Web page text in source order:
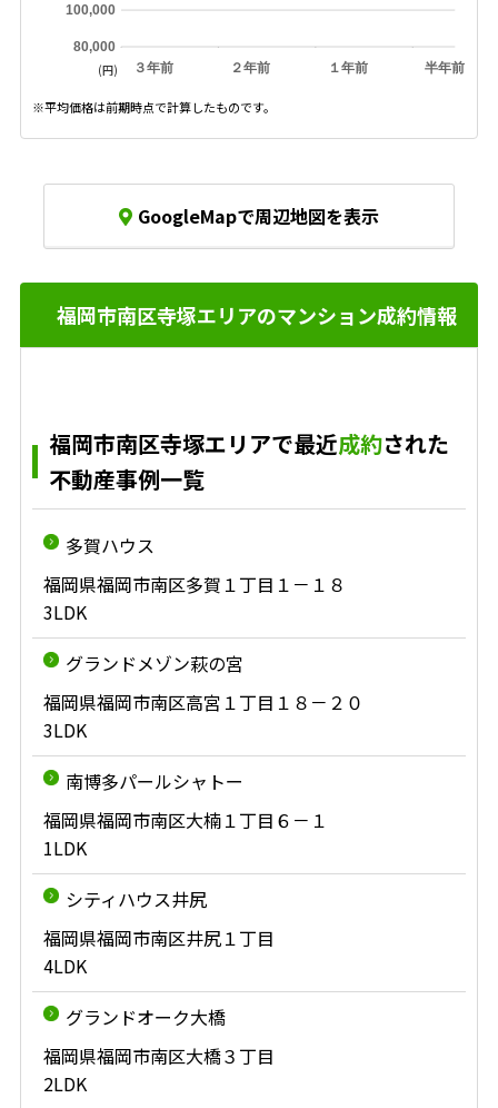
３年前 ２年前 １年前 半年前
80,000
100,000
(円)
※平均価格は前期時点で計算したものです。
GoogleMapで周辺地図を表示
福岡市南区寺塚エリアのマンション成約情報
福岡市南区寺塚エリアで最近成約された
不動産事例一覧
多賀ハウス
福岡県福岡市南区多賀１丁目１－１８
3LDK
グランドメゾン萩の宮
福岡県福岡市南区高宮１丁目１８－２０
3LDK
南博多パールシャトー
福岡県福岡市南区大楠１丁目６－１
1LDK
シティハウス井尻
福岡県福岡市南区井尻１丁目
4LDK
グランドオーク大橋
福岡県福岡市南区大橋３丁目
2LDK